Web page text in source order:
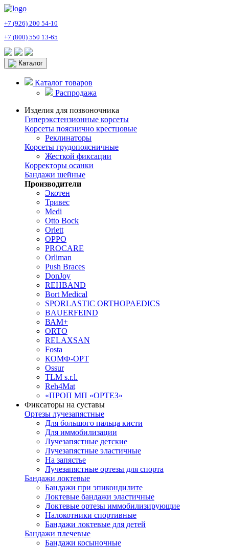
+7 (926) 200 54-10
+7 (800) 550 13-65
Каталог
Каталог товаров
Распродажа
Изделия для позвоночника
Гиперэкстензионные корсеты
Корсеты пояснично крестцовые
Реклинаторы
Корсеты грудопоясничные
Жесткой фиксации
Корректоры осанки
Бандажи шейные
Производители
Экотен
Тривес
Medi
Otto Bock
Orlett
OPPO
PROCARE
Orliman
Push Braces
DonJoy
REHBAND
Bort Medical
SPORLASTIC ORTHOPAEDICS
BAUERFEIND
ВАМ+
ORTO
RELAXSAN
Fosta
КОМФ-ОРТ
Ossur
TLM s.r.l.
Reh4Mat
«ПРОП МП «ОРТЕЗ»
Фиксаторы на суставы
Ортезы лучезапястные
Для большого пальца кисти
Для иммобилизации
Лучезапястные детские
Лучезапястные эластичные
На запястье
Лучезапястные ортезы для спорта
Бандажи локтевые
Бандажи при эпикондилите
Локтевые бандажи эластичные
Локтевые ортезы иммобилизирующие
Налокотники спортивные
Бандажи локтевые для детей
Бандажи плечевые
Бандажи косыночные